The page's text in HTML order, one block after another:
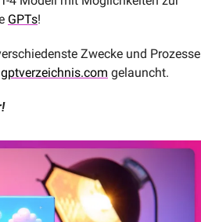
GPTs!
Zwecke und Prozesse
gptverzeichnis.com gelauncht.